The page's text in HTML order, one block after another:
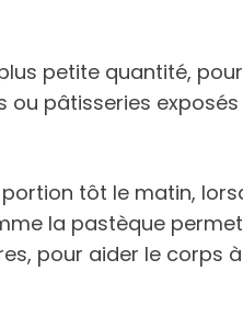
petite quantité,
pâtisseries
tôt le matin,
la pastèque
pour aider le corps